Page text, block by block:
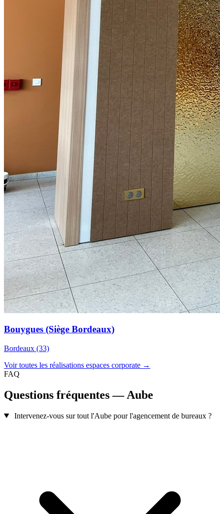
Bouygues (Siège Bordeaux)
Bordeaux (33)
Voir toutes les réalisations espaces corporate →
FAQ
Questions fréquentes — Aube
Intervenez-vous sur tout l'Aube pour l'agencement de bureaux ?